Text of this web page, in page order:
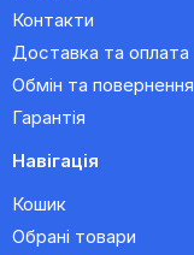
Контакти
Доставка та оплата
Обмін та повернення
Гарантія
Навігація
Кошик
Обрані товари